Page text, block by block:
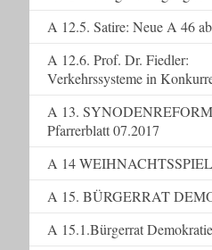
A 12.5. Satire: Neue A 46
A 12.6. Prof. Dr. Fiedler:
Verkehrssysteme in
A 13.
Pfarrerblatt 07.2017
A 14
A 15. BÜRGERRAT
A 15.1.Bürgerrat